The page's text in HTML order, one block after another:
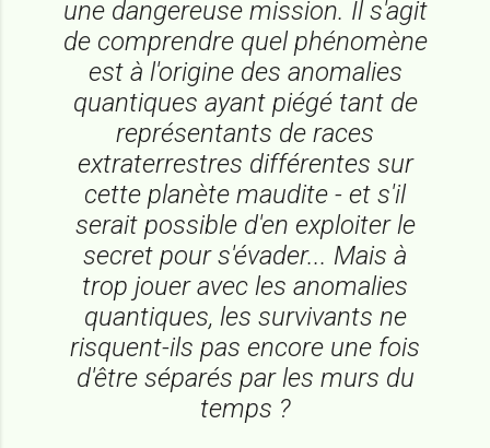
une dangereuse mission. Il s'agit
de comprendre quel phénomène
est à l'origine des anomalies
quantiques ayant piégé tant de
représentants de races
extraterrestres différentes sur
cette planète maudite - et s'il
serait possible d'en exploiter le
secret pour s'évader... Mais à
trop jouer avec les anomalies
quantiques, les survivants ne
risquent-ils pas encore une fois
d'être séparés par les murs du
temps ?